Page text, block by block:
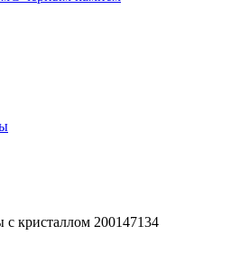
с кристаллом 200147134